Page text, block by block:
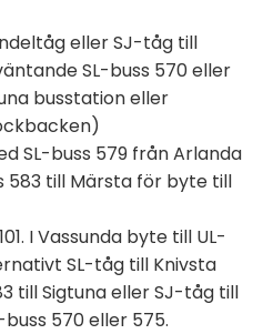
eller SJ-tåg till
SL-buss 570 eller
busstation eller
SL-buss 579 från Arlanda
583 till Märsta för byte till
I Vassunda byte till UL-
SL-tåg till Knivsta
till Sigtuna eller SJ-tåg till
570 eller 575.